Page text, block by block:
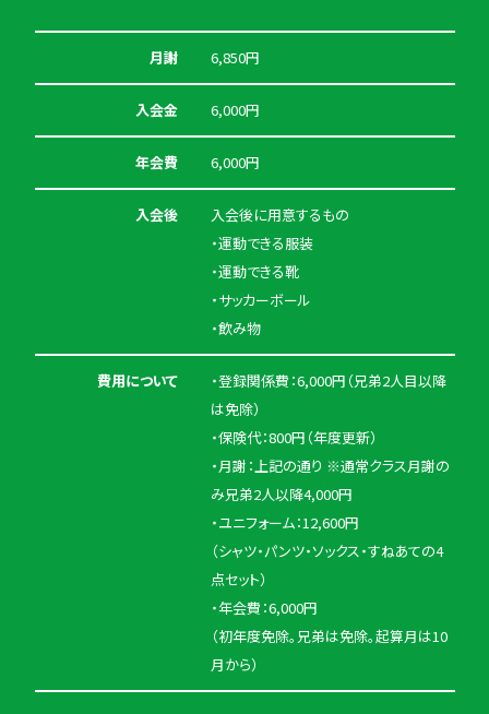
月謝 6,850円
入会金 6,000円
年会費 6,000円
入会後
入会後に用意するもの
・運動できる服装
・運動できる靴
・サッカーボール
・飲み物
費用について
・登録関係費：6,000円（兄弟2人目以降
は免除）
・保険代：800円（年度更新）
・月謝：上記の通り ※通常クラス月謝の
み兄弟2人以降4,000円
・ユニフォーム：12,600円
（シャツ・パンツ・ソックス・すねあての4
点セット）
・年会費：6,000円
（初年度免除。兄弟は免除。起算月は10
月から）